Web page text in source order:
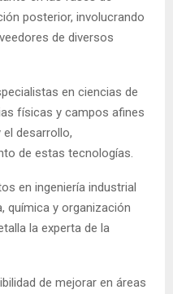
posterior, involucrando
de diversos
en ciencias de
físicas y campos afines
desarrollo,
de estas tecnologías.
en ingeniería industrial
química y organización
la experta de la
de mejorar en áreas